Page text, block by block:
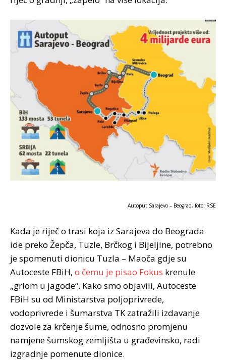
Autoput Sarajevo – Beograd, foto: RSE
Kada je riječ o trasi koja iz Sarajeva do Beograda
ide preko Žepča, Tuzle, Brčkog i Bijeljine, potrebno
je spomenuti dionicu Tuzla – Maoča gdje su
Autoceste FBiH, o čemu je pisao Fokus krenule
„grlom u jagode“. Kako smo objavili, Autoceste
FBiH su od Ministarstva poljoprivrede,
vodoprivrede i šumarstva TK zatražili izdavanje
dozvole za krčenje šume, odnosno promjenu
namjene šumskog zemljišta u građevinsko, radi
izgradnje pomenute dionice.